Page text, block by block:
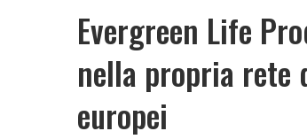
Evergreen Life
nella propria
europei